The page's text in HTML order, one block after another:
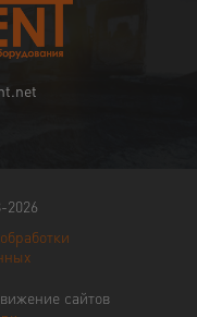
2026
сайтов